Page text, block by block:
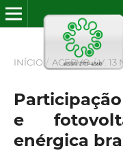
INÍCIO / ACERVO / V. 13
e
enérgica